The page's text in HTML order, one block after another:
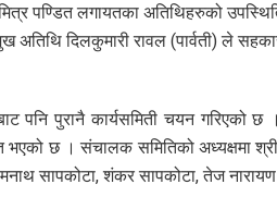
पण्डित लगायतका अतिथिहरुको
अतिथि दिलकुमारी रावल (पार्वती) ले
पनि पुरानै कार्यसमिती चयन गरिएको
भएको छ । संचालक समितिको अध्यक्षमा
सापकोटा, शंकर सापकोटा, तेज